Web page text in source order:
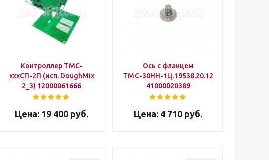
Контроллер ТМС-
хххСП-2П (исп. DoughMix
2_3) 12000061666
19 400 руб.
Ось с фланцем
ТМС-30НН-1Ц.19538.20.12.000СБ
41000020389
4 710 руб.